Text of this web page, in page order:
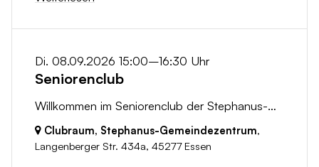
Di. 08.09.2026 15:00–16:30 Uhr
Seniorenclub
Willkommen im Seniorenclub der Stephanus-Gemeinde! Jeden Dienstag um 15:00 Uhr laden wir Sie herzlich in den Clubraum unseres Gemeindezentrums ein....
Clubraum, Stephanus-Gemeindezentrum,
Langenberger Str. 434a, 45277 Essen